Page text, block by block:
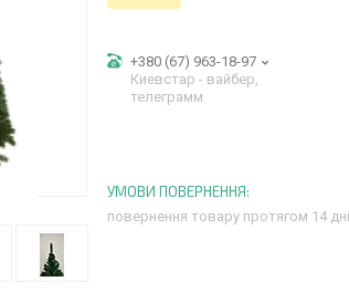
+380 (67) 963-18-97
Киевстар - вайбер,
телеграмм
повернення товару протягом 14